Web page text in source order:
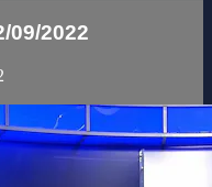
09/2022